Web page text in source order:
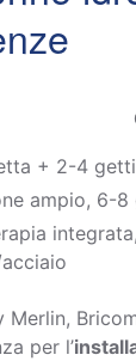
+ 2-4
ampio, 6-
per l’